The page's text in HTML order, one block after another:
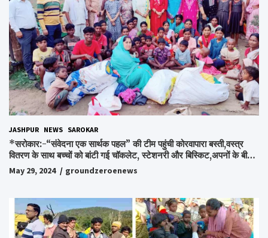
JASHPUR NEWS SAROKAR
*सरोकार:-“संवेदना एक सार्थक पहल” की टीम पहुंची कोरवापारा बस्ती,वस्त्र
वितरण के साथ बच्चों को बांटी गई चॉकलेट, स्टेशनरी और बिस्किट,अपनों के बीच
अपनों को पाकर भाव विभोर हुए लोग,संवेदना समूह के संस्थापक स्व.विश्वबंधु को
किया गया याद,समाजसेवी और समूह के लोगों ने रखी अपनी राय,कहा स्व.शर्मा के
May 29, 2024 groundzeroenews